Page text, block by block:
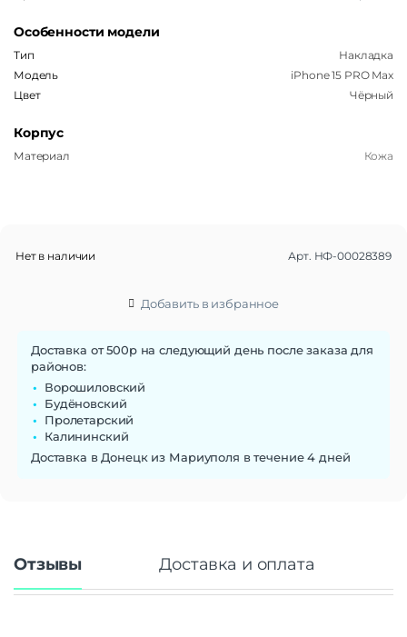
Особенности модели
Тип
Накладка
Модель
iPhone 15 PRO Max
Цвет
Чёрный
Корпус
Материал Кожа
Нет в наличии Арт. НФ-00028389
Добавить в избранное
Доставка от 500р на следующий день после заказа для
районов:
Ворошиловский
Будёновский
Пролетарский
Калининский
Доставка в Донецк из Мариуполя в течение 4 дней
Отзывы Доставка и оплата